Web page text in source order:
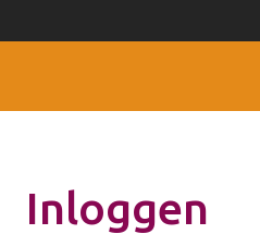
Inloggen